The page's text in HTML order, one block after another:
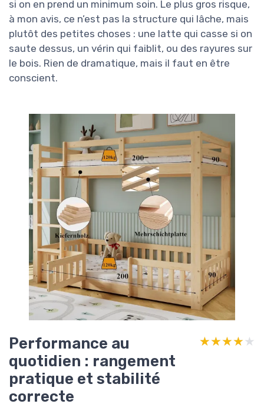
si on en prend un minimum soin. Le plus gros risque,
à mon avis, ce n’est pas la structure qui lâche, mais
plutôt des petites choses : une latte qui casse si on
saute dessus, un vérin qui faiblit, ou des rayures sur
le bois. Rien de dramatique, mais il faut en être
conscient.
Performance au
quotidien : rangement
pratique et stabilité
correcte
★★★★★
★★★★★